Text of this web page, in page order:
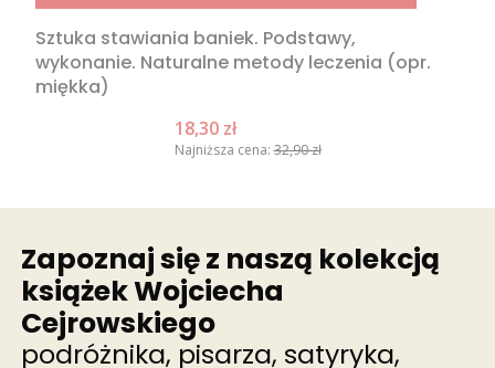
Sztuka stawiania baniek. Podstawy,
wykonanie. Naturalne metody leczenia (opr.
miękka)
Cena promocyjna
18,30 zł
Najniższa cena: 32,90 zł
Zapoznaj się z naszą kolekcją
książek Wojciecha
Cejrowskiego
podróżnika, pisarza, satyryka,